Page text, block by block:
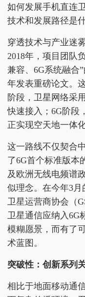
如何发展手机直连
技术和发展路径是
穿透技术与产业迷
2018年，项目团队
兼容、6G系统融合
年发表重磅论文。
阶段，卫星网络采
快速接入；6G阶段
正实现空天地一体化
这一路线不仅契合
了6G首个标准版本
及欧洲无线电频谱
似理念。在今年3月
卫星运营商协会（
卫星通信应纳入6G
模糊愿景，而有了
术蓝图。
突破性：创新系列
相比于地面移动通